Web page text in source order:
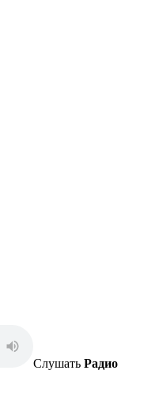
Слушать Радио